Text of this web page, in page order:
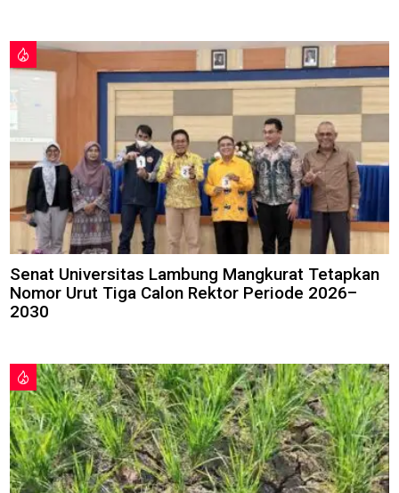
Senat Universitas Lambung Mangkurat Tetapkan
Nomor Urut Tiga Calon Rektor Periode 2026–
2030